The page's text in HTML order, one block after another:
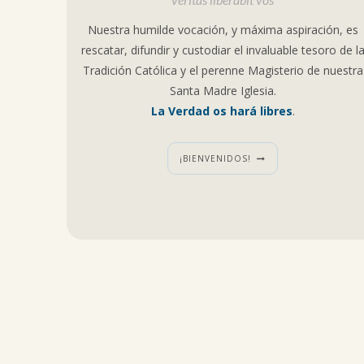
Nuestra humilde vocación, y máxima aspiración, es
rescatar, difundir y custodiar el invaluable tesoro de la
Tradición Católica y el perenne Magisterio de nuestra
Santa Madre Iglesia.
La Verdad os hará libres.
¡BIENVENIDOS!